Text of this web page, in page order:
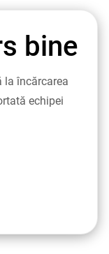
bine
la încărcarea
echipei